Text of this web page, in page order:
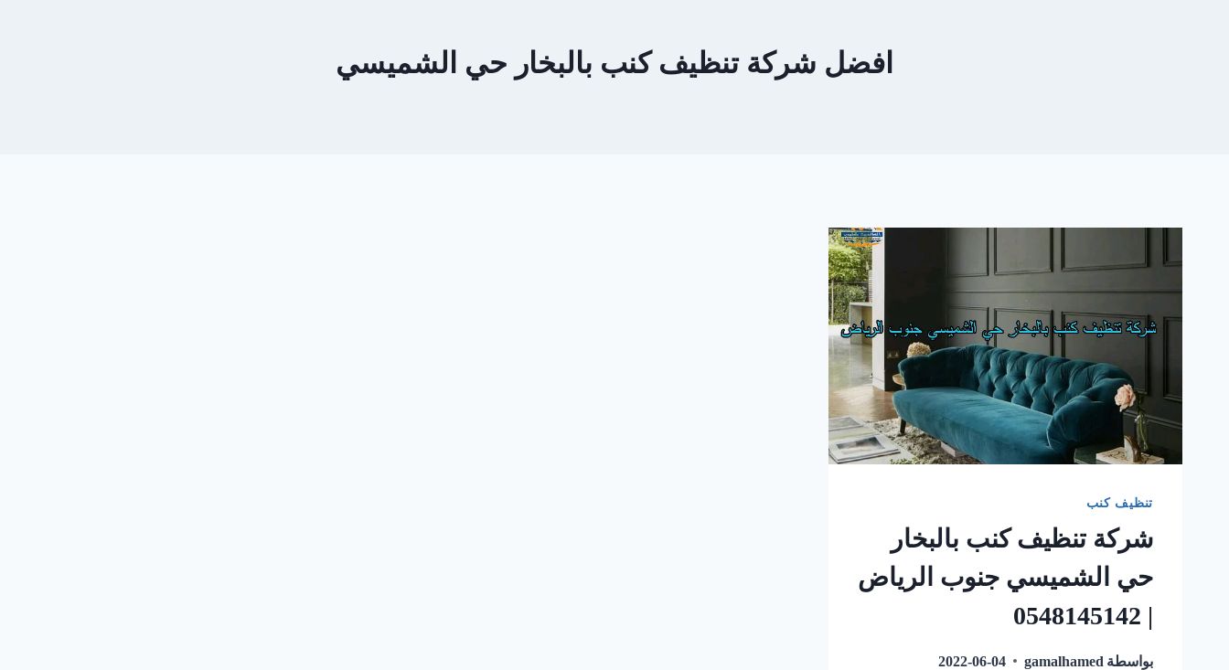
افضل شركة تنظيف كنب بالبخار حي الشميسي
تنظيف كنب
شركة تنظيف كنب بالبخار
حي الشميسي جنوب الرياض
| 0548145142
بواسطة gamalhamed
2022-06-04